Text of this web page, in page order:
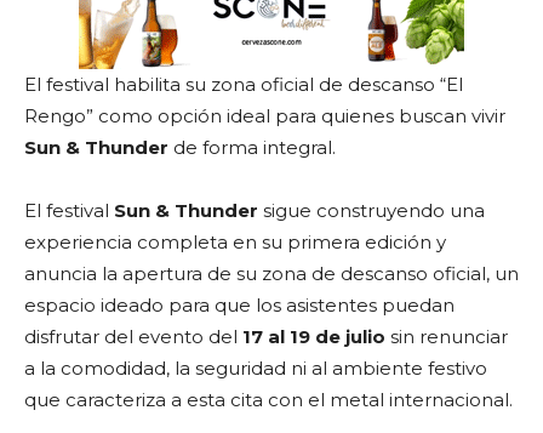
El festival habilita su zona oficial de descanso “El
Rengo” como opción ideal para quienes buscan vivir
Sun & Thunder de forma integral.
El festival Sun & Thunder sigue construyendo una
experiencia completa en su primera edición y
anuncia la apertura de su zona de descanso oficial, un
espacio ideado para que los asistentes puedan
disfrutar del evento del 17 al 19 de julio sin renunciar
a la comodidad, la seguridad ni al ambiente festivo
que caracteriza a esta cita con el metal internacional.